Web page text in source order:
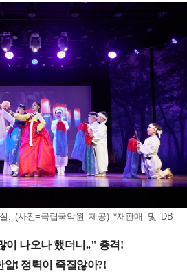
. (사진=국립국악원 제공) *재판매 및 DB